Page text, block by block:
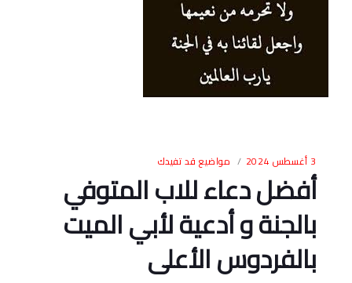
3 أغسطس 2024 مواضيع قد تفيدك
أفضل دعاء للاب المتوفي
بالجنة و أدعية لأبي الميت
بالفردوس الأعلى